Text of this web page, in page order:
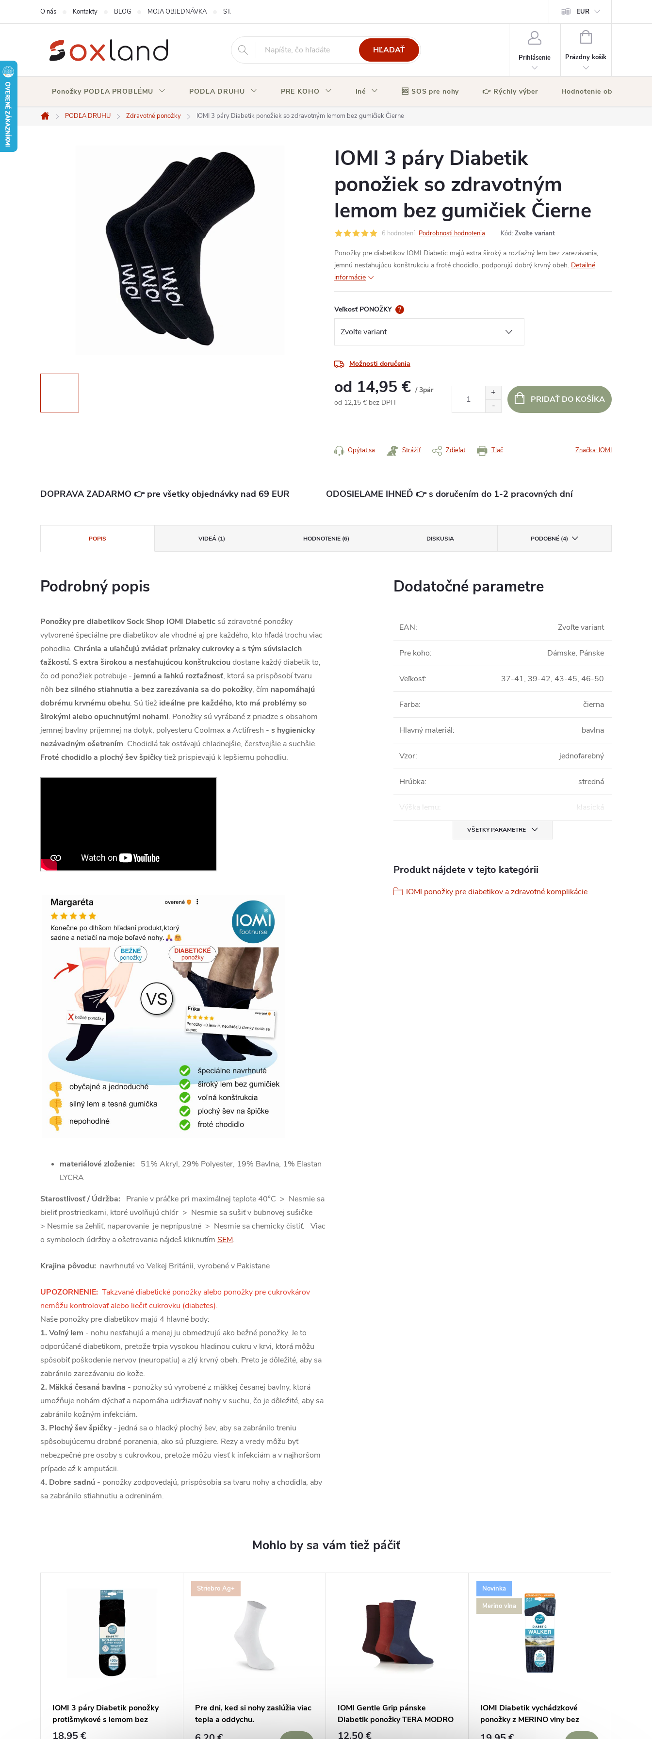
O nás Kontakty BLOG MOJA OBJEDNÁVKA STAV OBJEDNÁVKY EUR
HĽADAŤ
Prihlásenie
NÁKUPNÝ
Prázdny košík
Ponožky PODĽA PROBLÉMU PODĽA DRUHU PRE KOHO Iné 🆘 SOS pre nohy 👉 Rýchly výber Hodnotenie obchodu
Domov
PODĽA DRUHU Zdravotné ponožky IOMI 3 páry Diabetik ponožiek so zdravotným lemom bez gumičiek Čierne
IOMI 3 páry Diabetik
ponožiek so zdravotným
lemom bez gumičiek Čierne
6 hodnotení Podrobnosti hodnotenia Kód: Zvoľte variant
Ponožky pre diabetikov IOMI Diabetic majú extra široký a rozťažný lem bez zarezávania,
jemnú nesťahujúcu konštrukciu a froté chodidlo, podporujú dobrý krvný obeh. Detailné
informácie
Veľkosť PONOŽKY ?
Možnosti doručenia
od 14,95 € / 3pár
od 12,15 € bez DPH
PRIDAŤ DO KOŠÍKA
Tlač
Opýtať sa Strážiť Zdieľať Značka: IOMI
DOPRAVA ZADARMO 👉 pre všetky objednávky nad 69 EUR ODOSIELAME IHNEĎ 👉 s doručením do 1-2 pracovných dní
POPIS VIDEÁ (1) HODNOTENIE (6) DISKUSIA PODOBNÉ (4)
Podrobný popis
Ponožky pre diabetikov Sock Shop IOMI Diabetic sú zdravotné ponožky
vytvorené špeciálne pre diabetikov ale vhodné aj pre každého, kto hľadá trochu viac
pohodlia. Chránia a uľahčujú zvládať príznaky cukrovky a s tým súvisiacich
ťažkostí. S extra širokou a nesťahujúcou konštrukcioudostane každý diabetik to,
čo od ponožiek potrebuje - jemnú a ľahkú rozťažnosť, ktorá sa prispôsobí tvaru
nôh bez silného stiahnutia a bez zarezávania sa do pokožky, čím napomáhajú
dobrému krvnému obehu. Sú tiež ideálne pre každého, kto má problémy so
širokými alebo opuchnutými nohami. Ponožky sú vyrábané z priadze s obsahom
jemnej bavlny príjemnej na dotyk, polyesteru Coolmax a Actifresh - s hygienicky
nezávadným ošetrením. Chodidlá tak ostávajú chladnejšie, čerstvejšie a suchšie.
Froté chodidlo a plochý šev špičkytiež prispievajú k lepšiemu pohodliu.
materiálové zloženie:
51% Akryl, 29% Polyester, 19% Bavlna, 1% Elastan
LYCRA
Starostlivosť / Údržba: Pranie v práčke pri maximálnej teplote 40°C > Nesmie sa
bieliť prostriedkami, ktoré uvoľňujú chlór > Nesmie sa sušiť v bubnovej sušičke
> Nesmie sa žehliť, naparovanie je neprípustné > Nesmie sa chemicky čistiť. Viac
o symboloch údržby a ošetrovania nájdeš kliknutím SEM.
Krajina pôvodu: navrhnuté vo Veľkej Británii, vyrobené v Pakistane
UPOZORNENIE: Takzvané diabetické ponožky alebo ponožky pre cukrovkárov
nemôžu kontrolovať alebo liečiť cukrovku (diabetes).
Naše ponožky pre diabetikov majú 4 hlavné body:
1. Voľný lem - nohu nesťahujú a menej ju obmedzujú ako bežné ponožky. Je to
odporúčané diabetikom, pretože trpia vysokou hladinou cukru v krvi, ktorá môžu
spôsobiť poškodenie nervov (neuropatiu) a zlý krvný obeh. Preto je dôležité, aby sa
zabránilo zarezávaniu do kože.
2. Mäkká česaná bavlna - ponožky sú vyrobené z mäkkej česanej bavlny, ktorá
umožňuje nohám dýchať a napomáha udržiavať nohy v suchu, čo je dôležité, aby sa
zabránilo kožným infekciám.
3. Plochý šev špičky- jedná sa o hladký plochý šev, aby sa zabránilo treniu
spôsobujúcemu drobné poranenia, ako sú pľuzgiere. Rezy a vredy môžu byť
nebezpečné pre osoby s cukrovkou, pretože môžu viesť k infekciám a v najhoršom
prípade až k amputácii.
4. Dobre sadnú - ponožky zodpovedajú, prispôsobia sa tvaru nohy a chodidla, aby
sa zabránilo stiahnutiu a odreninám.
Dodatočné parametre
EAN: Zvoľte variant
Pre koho: Dámske, Pánske
Veľkosť: 37-41, 39-42, 43-45, 46-50
Farba: čierna
Hlavný materiál: bavlna
Vzor: jednofarebný
Hrúbka: stredná
Výška lemu : klasická
VŠETKY PARAMETRE
Produkt nájdete v tejto kategórii
IOMI ponožky pre diabetikov a zdravotné komplikácie
IOMI 3 páry Diabetik ponožky
protišmykové s lemom bez
gumičiek ČIERNE
18,95 €
Striebro Ag+
Pre dni, keď si nohy zaslúžia viac
tepla a oddychu.
IOMI Gentle Grip pánske
Diabetik ponožky TERA MODRO
BORDOVÝ mix
12,50 €
Novinka
Merino vlna
IOMI Diabetik vychádzkové
ponožky z MERINO vlny bez